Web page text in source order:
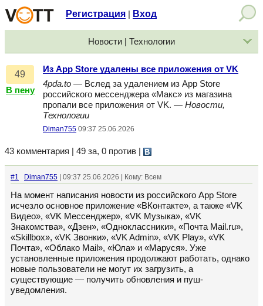
Регистрация Вход
Новости | Технологии
49
В пену
Из App Store удалены все приложения от VK
4pda.to — Вслед за удалением из App Store
российского мессенджера «Макс» из магазина
пропали все приложения от VK. — Новости,
Технологии
Diman755 09:37 25.06.2026
43 комментария | 49 за, 0 против
#1 Diman755 | 09:37 25.06.2026 | Кому: Всем
На момент написания новости из российского App Store
исчезло основное приложение «ВКонтакте», а также «VK
Видео», «VK Мессенджер», «VK Музыка», «VK
Знакомства», «Дзен», «Одноклассники», «Почта Mail.ru»,
«Skillbox», «VK Звонки», «VK Admin», «VK Play», «VK
Почта», «Облако Mail», «Юла» и «Маруся». Уже
установленные приложения продолжают работать, однако
новые пользователи не могут их загрузить, а
существующие — получить обновления и пуш-
уведомления.